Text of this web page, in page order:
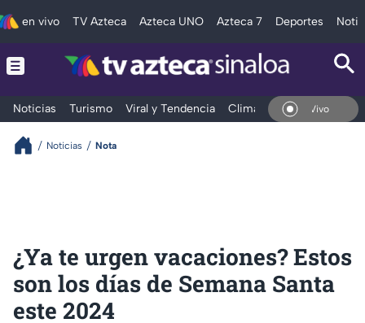
en vivo TV Azteca Azteca UNO Azteca 7 Deportes
Noticias Turismo Viral y Tendencia Clima Deportes
En Vivo
Noticias Nota
¿Ya te urgen vacaciones? Estos
son los días de Semana Santa
este 2024